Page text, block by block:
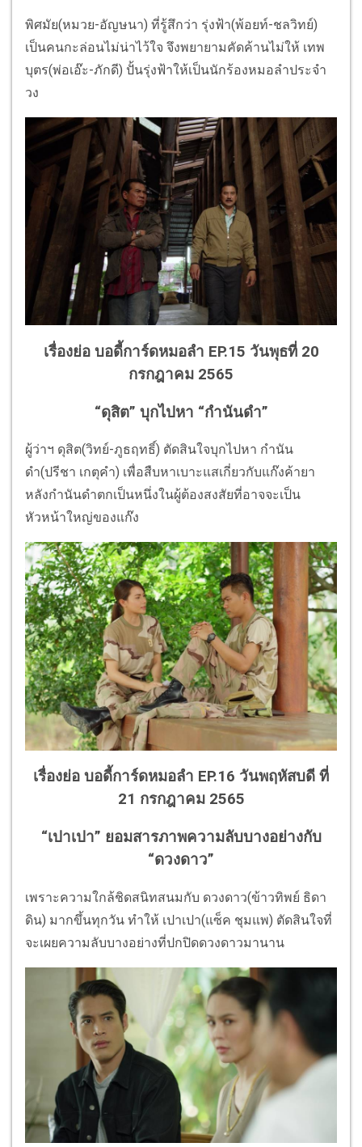
พิศมัย(หมวย-อัญษนา) ที่รู้สึกว่า รุ่งฟ้า(พ้อยท์-ชลวิทย์)
เป็นคนกะล่อนไม่น่าไว้ใจ จึงพยายามคัดค้านไม่ให้ เทพ
บุตร(พ่อเอ๊ะ-ภักดี) ปั้นรุ่งฟ้าให้เป็นนักร้องหมอลำประจำ
วง
เรื่องย่อ บอดี้การ์ดหมอลำ EP.15 วันพุธที่ 20
กรกฎาคม 2565
“ดุสิต” บุกไปหา “กำนันดำ”
ผู้ว่าฯ ดุสิต(วิทย์-ภูธฤทธิ์) ตัดสินใจบุกไปหา กำนัน
ดำ(ปรีชา เกตุคำ) เพื่อสืบหาเบาะแสเกี่ยวกับแก๊งค้ายา
หลังกำนันดำตกเป็นหนึ่งในผู้ต้องสงสัยที่อาจจะเป็น
หัวหน้าใหญ่ของแก๊ง
เรื่องย่อ บอดี้การ์ดหมอลำ EP.16 วันพฤหัสบดี ที่
21 กรกฎาคม 2565
“เปาเปา” ยอมสารภาพความลับบางอย่างกับ
“ดวงดาว”
เพราะความใกล้ชิดสนิทสนมกับ ดวงดาว(ข้าวทิพย์ ธิดา
ดิน) มากขึ้นทุกวัน ทำให้ เปาเปา(แซ็ค ชุมแพ) ตัดสินใจที่
จะเผยความลับบางอย่างที่ปกปิดดวงดาวมานาน